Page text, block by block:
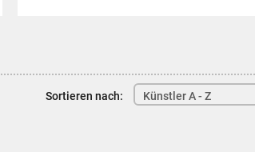
Sortieren nach: Künstler A - Z